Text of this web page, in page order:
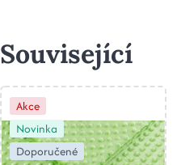
Související
Akce
Novinka
Doporučené